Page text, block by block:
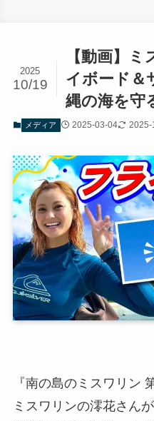
【動画】
イボード＆
縄の海を守
2025
10/19
メディア 2025-03-04 2025-
『南の島のミスワリン
ミスワリンの澪花さん